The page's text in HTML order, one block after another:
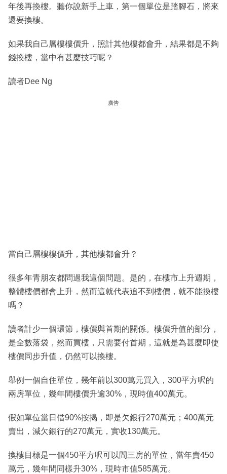
年後再換樓。聽你說新手上車，第一個單位是踏腳石，將來
還要換樓。
如果我自己層樓樓價升，照計其他樓都會升，結果都是不夠
錢換樓，當中有甚麼技巧呢？
讀者Dee Ng
廣告
當自己層樓樓價升，其他樓都會升？
很多年青朋友都問過我這個問題。是的，在樓市上升週期，
整體樓價都會上升，然而這就代表追不到樓價，就不能換樓
嗎？
讀者計少一個環節，樓價與首期的關係。樓價升值的部分，
是全數落袋，然而買樓，只需要付首期，這就是為甚麼即使
樓價同步升值，仍然可以換樓。
舉例一個自住單位，幾年前以300萬元買入，300平方呎的
兩房單位，幾年間樓價升逾30%，現時值400萬元。
假如單位當日借90%按揭，即是欠銀行270萬元；400萬元
賣出，減欠銀行的270萬元，實收130萬元。
換樓目標是一個450平方呎可以間三房的單位，當年賣450
萬元，幾年間同樣升30%，現時市值585萬元。